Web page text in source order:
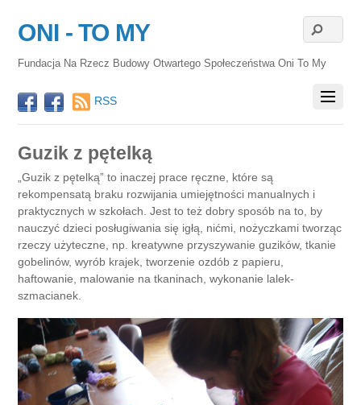
ONI - TO MY
Fundacja Na Rzecz Budowy Otwartego Społeczeństwa Oni To My
RSS
Guzik z pętelką
„Guzik z pętelką” to inaczej prace ręczne, które są
rekompensatą braku rozwijania umiejętności manualnych i
praktycznych w szkołach. Jest to też dobry sposób na to, by
nauczyć dzieci posługiwania się igłą, nićmi, nożyczkami tworząc
rzeczy użyteczne, np. kreatywne przyszywanie guzików, tkanie
gobelinów, wyrób krajek, tworzenie ozdób z papieru,
haftowanie, malowanie na tkaninach, wykonanie lalek-
szmacianek.